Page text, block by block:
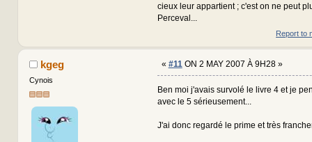
cieux leur appartient ; c'est on ne peut
Perceval...
Report to
kgeg
Cynois
« #11ON 2 MAY 2007 À 9H28 »
Ben moi j'avais survolé le livre 4 et je
avec le 5 sérieusement...
J'ai donc regardé le prime et très